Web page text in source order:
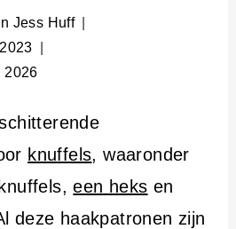
Jess Huff
2026
knuffels, waaronder
een heks en
deze haakpatronen zijn